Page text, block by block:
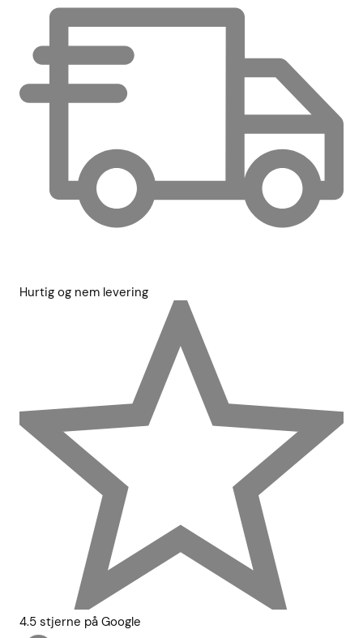
Hurtig og nem levering
4.5 stjerne på Google